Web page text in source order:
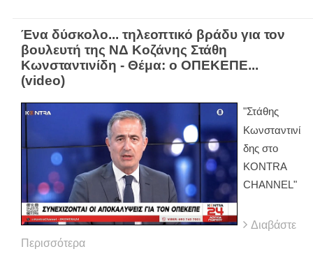
Ένα δύσκολο... τηλεοπτικό βράδυ για τον
βουλευτή της ΝΔ Κοζάνης Στάθη
Κωνσταντινίδη - Θέμα: ο ΟΠΕΚΕΠΕ...
(video)
"Στάθης
Κωνσταντινί
δης στο
KONTRA
CHANNEL"
Διαβάστε
Περισσότερα